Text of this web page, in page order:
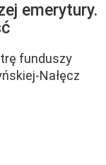
emerytury.
funduszy
Nałęcz